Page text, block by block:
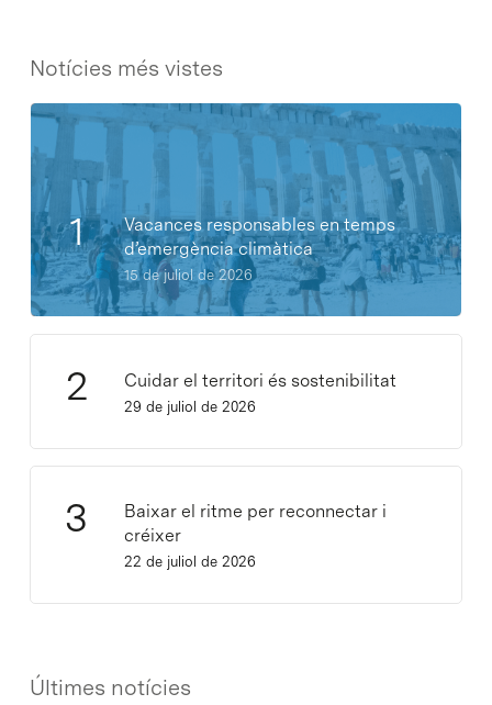
Notícies més vistes
Vacances responsables en temps
d’emergència climàtica
15 de juliol de 2026
Cuidar el territori és sostenibilitat
29 de juliol de 2026
Baixar el ritme per reconnectar i
créixer
22 de juliol de 2026
Últimes notícies